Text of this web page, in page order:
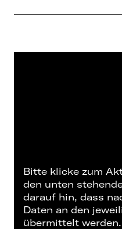
Bitte klicke zum
den unten
darauf hin, dass
Daten an den
übermittelt werden.